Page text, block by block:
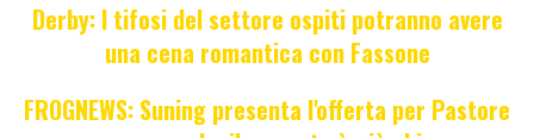
Derby: I tifosi del settore ospiti potranno avere
una cena romantica con Fassone
FROGNEWS: Suning presenta l'offerta per Pastore